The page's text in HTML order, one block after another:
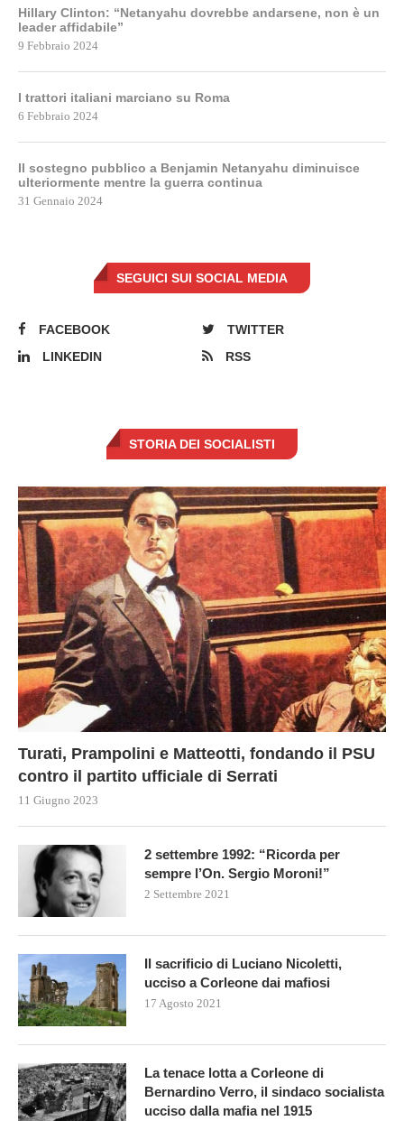
Hillary Clinton: “Netanyahu dovrebbe andarsene, non è un
leader affidabile”
9 Febbraio 2024
I trattori italiani marciano su Roma
6 Febbraio 2024
Il sostegno pubblico a Benjamin Netanyahu diminuisce
ulteriormente mentre la guerra continua
31 Gennaio 2024
SEGUICI SUI SOCIAL MEDIA
FACEBOOK
TWITTER
LINKEDIN
RSS
STORIA DEI SOCIALISTI
Turati, Prampolini e Matteotti, fondando il PSU
contro il partito ufficiale di Serrati
11 Giugno 2023
2 settembre 1992: “Ricorda per
sempre l’On. Sergio Moroni!”
2 Settembre 2021
Il sacrificio di Luciano Nicoletti,
ucciso a Corleone dai mafiosi
17 Agosto 2021
La tenace lotta a Corleone di
Bernardino Verro, il sindaco socialista
ucciso dalla mafia nel 1915